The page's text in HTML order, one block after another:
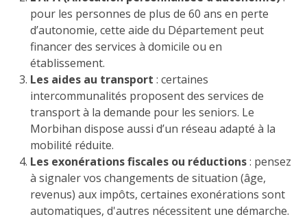
pour les personnes de plus de 60 ans en perte
d’autonomie, cette aide du Département peut
financer des services à domicile ou en
établissement.
Les aides au transport : certaines
intercommunalités proposent des services de
transport à la demande pour les seniors. Le
Morbihan dispose aussi d’un réseau adapté à la
mobilité réduite.
Les exonérations fiscales ou réductions: pensez
à signaler vos changements de situation (âge,
revenus) aux impôts, certaines exonérations sont
automatiques, d'autres nécessitent une démarche.